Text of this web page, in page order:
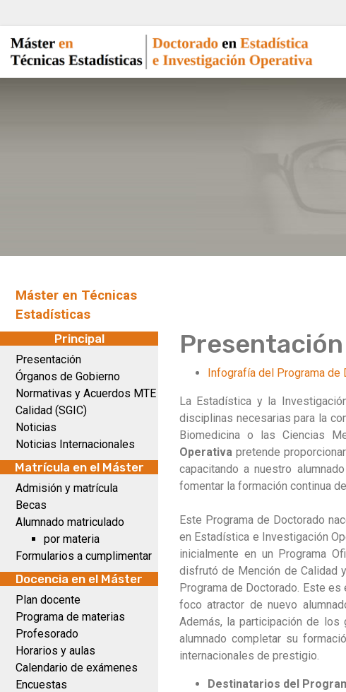
Máster en Técnicas
Estadísticas
Principal
Presentación
Órganos de Gobierno
Normativas y Acuerdos MTE
Calidad (SGIC)
Noticias
Noticias Internacionales
Matrícula en el Máster
Admisión y matrícula
Becas
Alumnado matriculado
por materia
Formularios a cumplimentar
Docencia en el Máster
Plan docente
Programa de materias
Profesorado
Horarios y aulas
Calendario de exámenes
Encuestas
Presentación
Infografía del Programa de
La Estadística y la
disciplinas necesarias para la
Biomedicina o las Ciencias
Operativa pretende
capacitando a nuestro
fomentar la formación continua
Este Programa de Doctorado
en Estadística e Investigación
inicialmente en un Programa
disfrutó de Mención de Calidad
Programa de Doctorado. Este
foco atractor de nuevo
Además, la participación de los
alumnado completar su
internacionales de prestigio.
Destinatarios del